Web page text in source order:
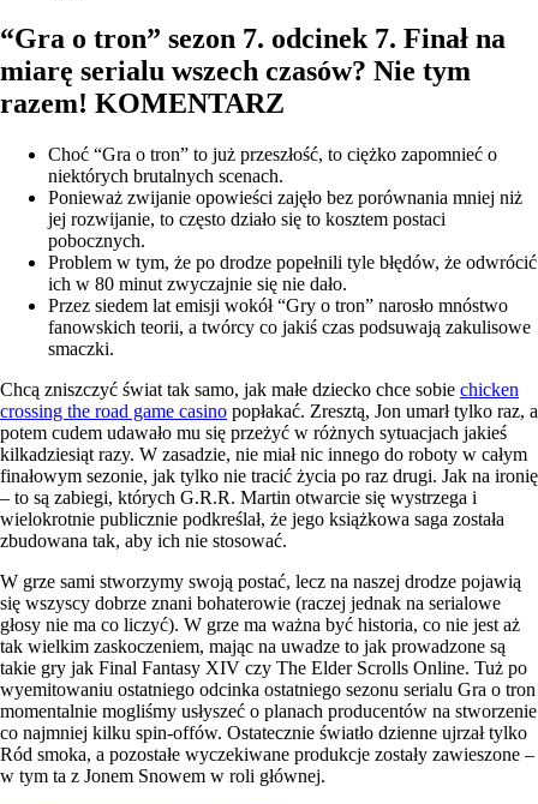
“Gra o tron” sezon 7. odcinek 7. Finał na
miarę serialu wszech czasów? Nie tym
razem! KOMENTARZ
Choć “Gra o tron” to już przeszłość, to ciężko zapomnieć o
niektórych brutalnych scenach.
Ponieważ zwijanie opowieści zajęło bez porównania mniej niż
jej rozwijanie, to często działo się to kosztem postaci
pobocznych.
Problem w tym, że po drodze popełnili tyle błędów, że odwrócić
ich w 80 minut zwyczajnie się nie dało.
Przez siedem lat emisji wokół “Gry o tron” narosło mnóstwo
fanowskich teorii, a twórcy co jakiś czas podsuwają zakulisowe
smaczki.
Chcą zniszczyć świat tak samo, jak małe dziecko chce sobie chicken
crossing the road game casino popłakać. Zresztą, Jon umarł tylko raz, a
potem cudem udawało mu się przeżyć w różnych sytuacjach jakieś
kilkadziesiąt razy. W zasadzie, nie miał nic innego do roboty w całym
finałowym sezonie, jak tylko nie tracić życia po raz drugi. Jak na ironię
– to są zabiegi, których G.R.R. Martin otwarcie się wystrzega i
wielokrotnie publicznie podkreślał, że jego książkowa saga została
zbudowana tak, aby ich nie stosować.
W grze sami stworzymy swoją postać, lecz na naszej drodze pojawią
się wszyscy dobrze znani bohaterowie (raczej jednak na serialowe
głosy nie ma co liczyć). W grze ma ważna być historia, co nie jest aż
tak wielkim zaskoczeniem, mając na uwadze to jak prowadzone są
takie gry jak Final Fantasy XIV czy The Elder Scrolls Online. Tuż po
wyemitowaniu ostatniego odcinka ostatniego sezonu serialu Gra o tron
momentalnie mogliśmy usłyszeć o planach producentów na stworzenie
co najmniej kilku spin-offów. Ostatecznie światło dzienne ujrzał tylko
Ród smoka, a pozostałe wyczekiwane produkcje zostały zawieszone –
w tym ta z Jonem Snowem w roli głównej.